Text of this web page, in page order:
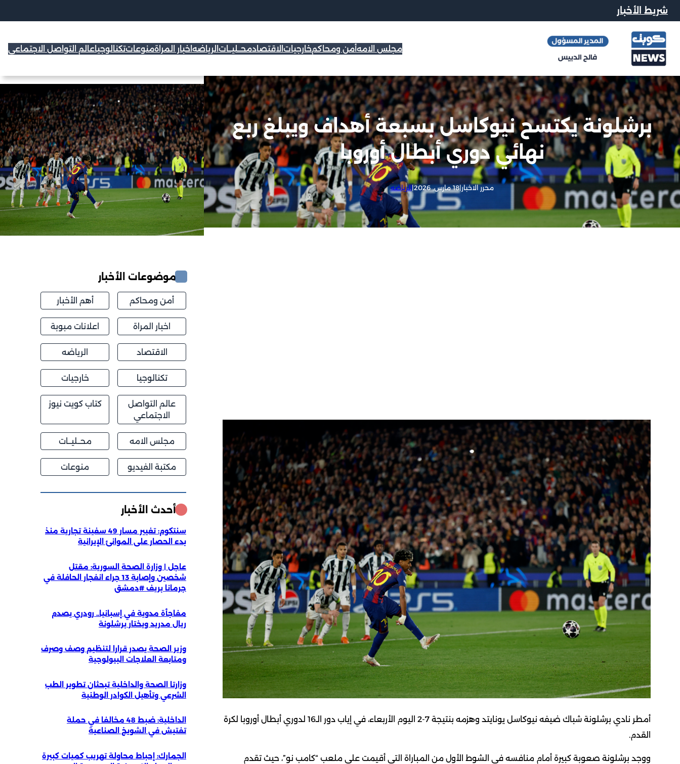
شريط الأخبار
مجلس الامهأمن ومحاكمخارجيات الاقتصادمحــليــات الرياضه اخبار المراةمنوعاتتكنالوجياعالم التواصل الاجتماعي
برشلونة يكتسح نيوكاسل بسبعة أهداف ويبلغ ربع
نهائي دوري أبطال أوروبا
محرر الاخبار|18 مارس, 2026 |الرياضه
أمطر نادي برشلونة شباك ضيفه نيوكاسل يونايتد وهزمه بنتيجة 7-2 اليوم الأربعاء، في إياب دور الـ16 لدوري أبطال أوروبا لكرة
القدم.
ووجد برشلونة صعوبة كبيرة أمام منافسه في الشوط الأول من المباراة التي أقيمت على ملعب “كامب نو”، حيث تقدم
موضوعات الأخبار
أمن ومحاكم أهم الأخبار
اخبار المراة اعلانات مبوبة
الاقتصاد الرياضه
تكنالوجيا خارجيات
عالم التواصل
الاجتماعي
كتاب كويت نيوز
مجلس الامه محــليــات
مكتبة الفيديو منوعات
أحدث الأخبار
سنتكوم: تغيير مسار 49 سفينة تجارية منذ
بدء الحصار على الموانئ الإيرانية
عاجل | وزارة الصحة السورية: مقتل
شخصين وإصابة 13 جراء انفجار الحافلة في
جرمانا بريف #دمشق
مفاجأة مدوية في إسبانيا.. رودري يصدم
ريال مدريد ويختار برشلونة
وزير الصحة يصدر قرارا لتنظيم وصف وصرف
ومتابعة العلاجات البيولوجية
وزارتا الصحة والداخلية تبحثان تطوير الطب
الشرعي وتأهيل الكوادر الوطنية
الداخلية: ضبط 48 مخالفا في حملة
تفتيش في الشويخ الصناعية
الجمارك: إحباط محاولة تهريب كميات كبيرة